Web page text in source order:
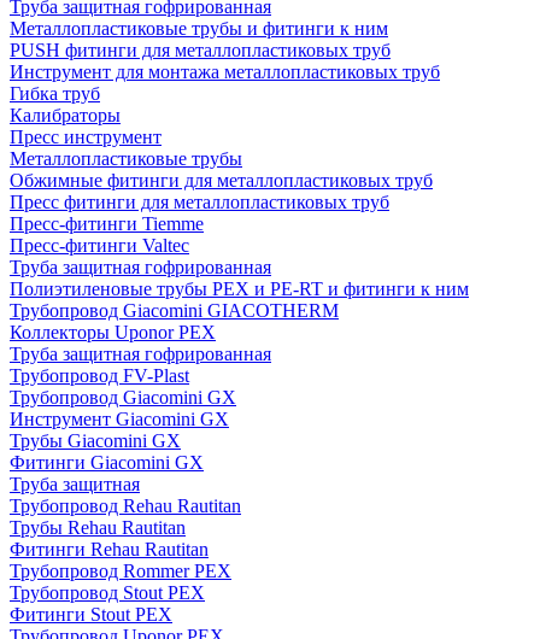
Труба защитная гофрированная
Металлопластиковые трубы и фитинги к ним
PUSH фитинги для металлопластиковых труб
Инструмент для монтажа металлопластиковых труб
Гибка труб
Калибраторы
Пресс инструмент
Металлопластиковые трубы
Обжимные фитинги для металлопластиковых труб
Пресс фитинги для металлопластиковых труб
Пресс-фитинги Tiemme
Пресс-фитинги Valtec
Труба защитная гофрированная
Полиэтиленовые трубы PEX и PE-RT и фитинги к ним
Трубопровод Giacomini GIACOTHERM
Коллекторы Uponor PEX
Труба защитная гофрированная
Трубопровод FV-Plast
Трубопровод Giacomini GX
Инструмент Giacomini GX
Трубы Giacomini GX
Фитинги Giacomini GX
Труба защитная
Трубопровод Rehau Rautitan
Трубы Rehau Rautitan
Фитинги Rehau Rautitan
Трубопровод Rommer PEX
Трубопровод Stout PEX
Фитинги Stout PEX